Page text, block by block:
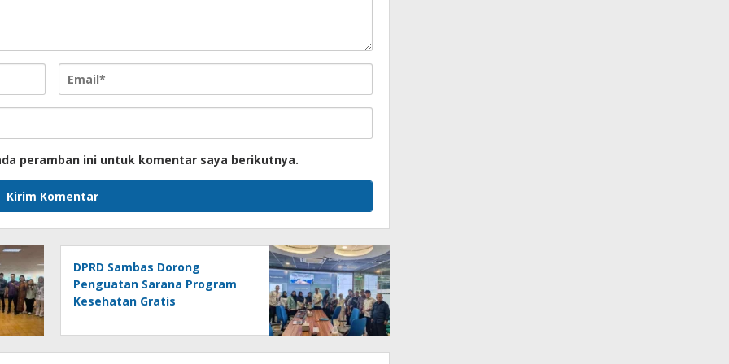
peramban ini untuk komentar saya berikutnya.
DPRD Sambas Dorong
Penguatan Sarana Program
Kesehatan Gratis